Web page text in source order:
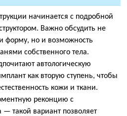
начинается с подробной
Важно обсудить не
форму, но и возможность
собственного тела.
автологическую
как вторую ступень, чтобы
кожи и ткани.
реконцию с
такой вариант позволяет